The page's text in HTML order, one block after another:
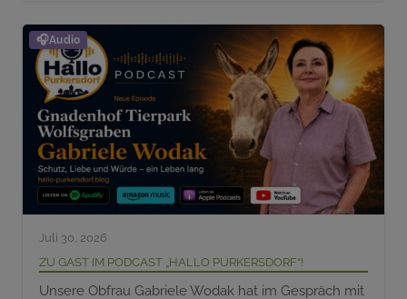
🎧Audio
Juli 30, 2026
Zu Gast im Podcast „Hallo Purkersdorf“!
Unsere Obfrau Gabriele Wodak hat im Gespräch mit